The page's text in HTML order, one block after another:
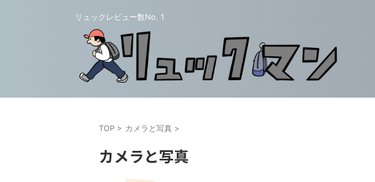
リュックレビュー数No. 1
TOP > カメラと写真 >
カメラと写真